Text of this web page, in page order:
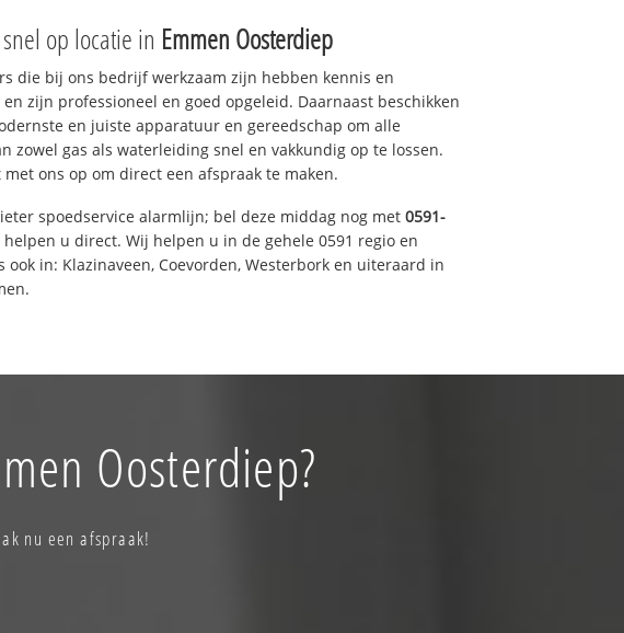
op locatie in Emmen Oosterdiep
die bij ons bedrijf werkzaam zijn hebben kennis en
zijn professioneel en goed opgeleid. Daarnaast beschikken
en juiste apparatuur en gereedschap om alle
zowel gas als waterleiding snel en vakkundig op te lossen.
met ons op om direct een afspraak te maken.
spoedservice alarmlijn; bel deze middag nog met 0591-
helpen u direct. Wij helpen u in de gehele 0591 regio en
ook in: Klazinaveen, Coevorden, Westerbork en uiteraard in
Oosterdiep?
nu een afspraak!